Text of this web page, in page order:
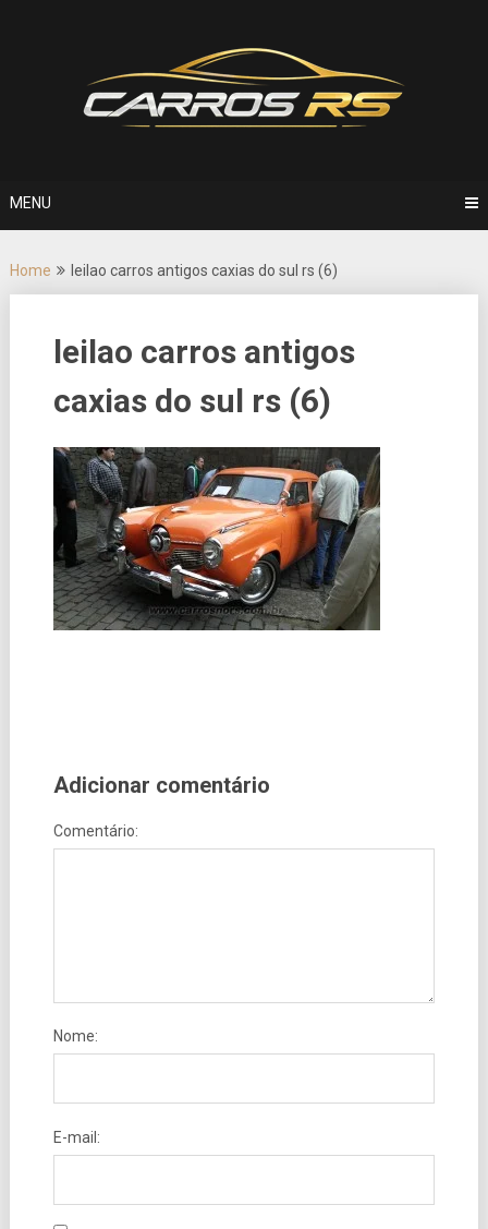
MENU
Home leilao carros antigos caxias do sul rs (6)
leilao carros antigos
caxias do sul rs (6)
Adicionar comentário
Comentário:
Nome:
E-mail: